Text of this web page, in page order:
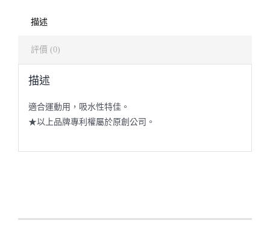
描述
評價 (0)
描述
適合運動用，吸水性特佳。
★以上品牌專利權屬於原創公司。